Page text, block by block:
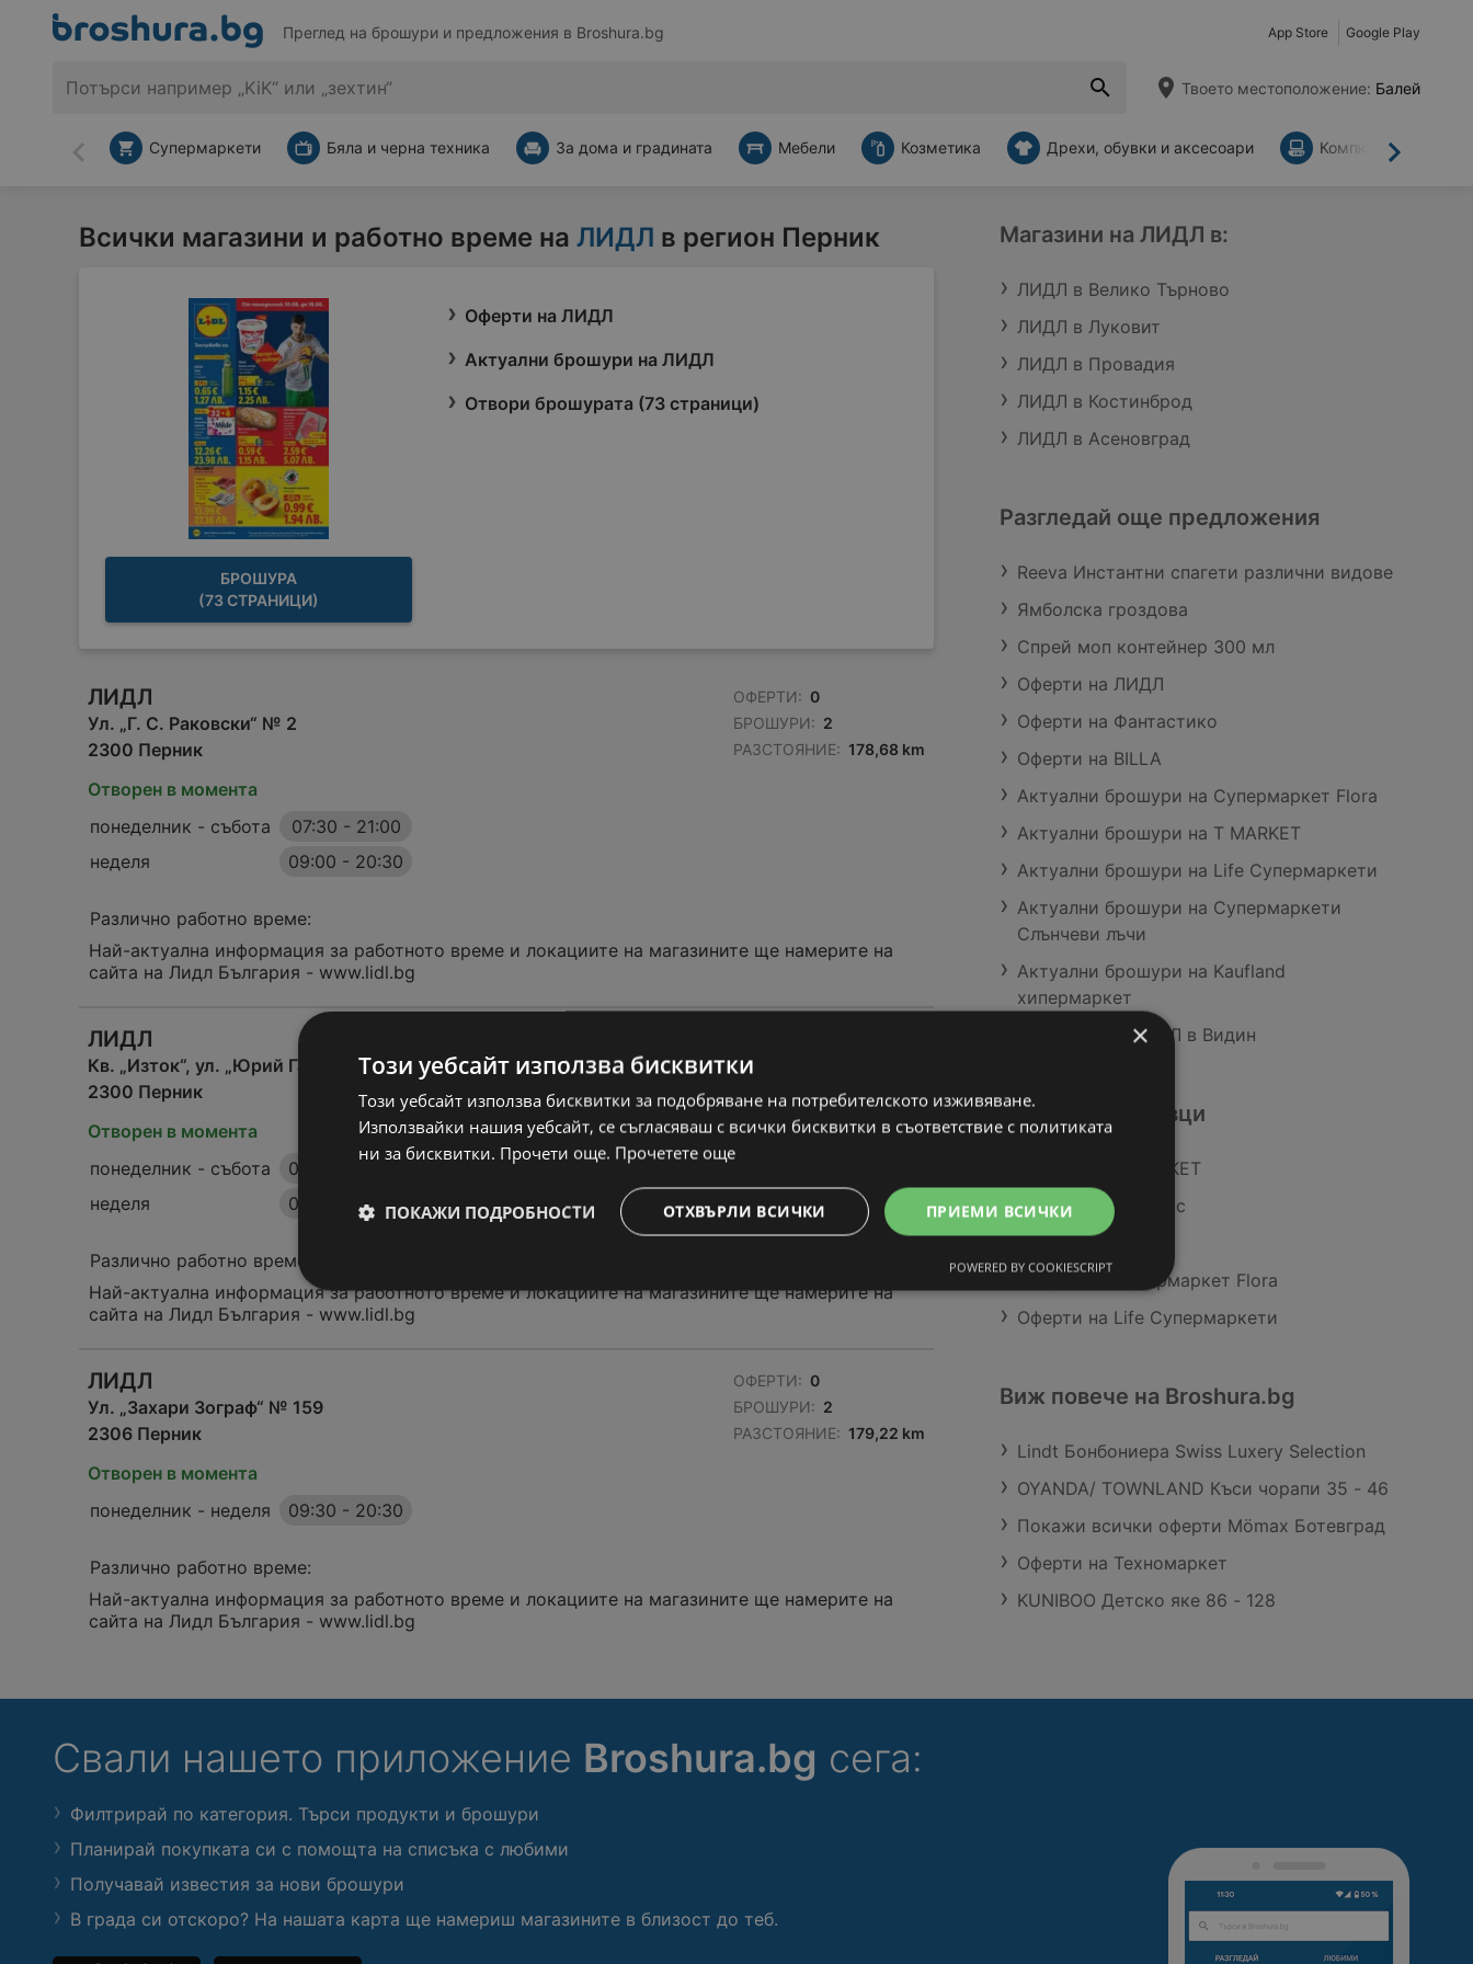
Преглед на брошури и предложения в Broshura.bg App Store Google Play
Твоето местоположение: Балей
Назад Напред
Супермаркети Бяла и черна техника За дома и градината Мебели Козметика Дрехи, обувки и аксесоари Компютри и
Всички магазини и работно време на ЛИДЛ в регион Перник
БРОШУРА
(73 СТРАНИЦИ)
Оферти на ЛИДЛ
Актуални брошури на ЛИДЛ
Отвори брошурата (73 страници)
ЛИДЛ
Ул. „Г. С. Раковски“ № 2
2300 Перник
ОФЕРТИ: 0
БРОШУРИ: 2
РАЗСТОЯНИЕ: 178,68 km
Отворен в момента
понеделник - събота
07:30 - 21:00
неделя
09:00 - 20:30
Различно работно време:
Най-актуална информация за работното време и локациите на магазините ще намерите на
сайта на Лидл България - www.lidl.bg
ЛИДЛ
Кв. „Изток“, ул. „Юрий Гагарин“ № 3
2300 Перник
БРОШУРИ:
РАЗСТОЯНИЕ:
Отворен в момента
понеделник - събота
08:00
неделя
09:00 20:30
Различно работно време:
Най-актуална информация за работното време и локациите на магазините ще намерите на
сайта на Лидл България - www.lidl.bg
ЛИДЛ
Ул. „Захари Зограф“ № 159
2306 Перник
ОФЕРТИ: 0
БРОШУРИ: 2
РАЗСТОЯНИЕ: 179,22 km
Отворен в момента
понеделник - неделя
09:30 - 20:30
Различно работно време:
Най-актуална информация за работното време и локациите на магазините ще намерите на
сайта на Лидл България - www.lidl.bg
Магазини на ЛИДЛ в:
ЛИДЛ в Велико Търново
ЛИДЛ в Луковит
ЛИДЛ в Провадия
ЛИДЛ в Костинброд
ЛИДЛ в Асеновград
Разгледай още предложения
Reeva Инстантни спагети различни видове
Ямболска гроздова
Спрей моп контейнер 300 мл
Оферти на ЛИДЛ
Оферти на Фантастико
Оферти на BILLA
Актуални брошури на Супермаркет Flora
Актуални брошури на T MARKET
Актуални брошури на Life Супермаркети
Актуални брошури на Супермаркети
Слънчеви лъчи
Актуални брошури на Kaufland
хипермаркет
Магазини на ЛИДЛ в Видин
Подобни търговци
Оферти на T MARKET
Оферти на Славекс
Оферти на BILLA
Оферти на Супермаркет Flora
Оферти на Life Супермаркети
Виж повече на Broshura.bg
Lindt Бонбониера Swiss Luxery Selection
OYANDA/ TOWNLAND Къси чорапи 35 - 46
Покажи всички оферти Mömax Ботевград
Оферти на Техномаркет
KUNIBOO Детско яке 86 - 128
Свали нашето приложение Broshura.bg сега:
Филтрирай по категория. Търси продукти и брошури
Планирай покупката си с помощта на списъка с любими
Получавай известия за нови брошури
В града си отскоро? На нашата карта ще намериш магазините в близост до теб.
×
Този уебсайт използва бисквитки
Този уебсайт използва бисквитки за подобряване на потребителското изживяване.
Използвайки нашия уебсайт, се съгласяваш с всички бисквитки в съответствие с политиката
ни за бисквитки. Прочети още. Прочетете още
ПРИЕМИ ВСИЧКИ
ОТХВЪРЛИ ВСИЧКИ
ПОКАЖИ ПОДРОБНОСТИ
POWERED BY COOKIESCRIPT